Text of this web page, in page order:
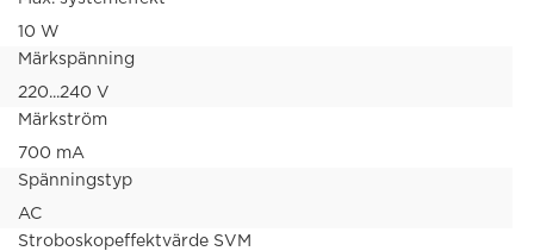
10 W
Märkspänning
220...240 V
Märkström
700 mA
Spänningstyp
AC
Stroboskopeffektvärde SVM